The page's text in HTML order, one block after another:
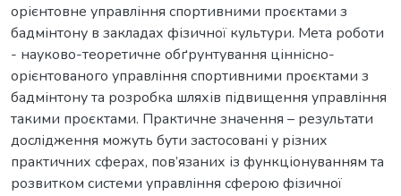
орієнтовне управління спортивними проєктами з
бадмінтону в закладах фізичної культури. Мета роботи
- науково-теоретичне обґрунтування ціннісно-
орієнтованого управління спортивними проєктами з
бадмінтону та розробка шляхів підвищення управління
такими проєктами. Практичне значення – результати
дослідження можуть бути застосовані у різних
практичних сферах, пов’язаних із функціонуванням та
розвитком системи управління сферою фізичної